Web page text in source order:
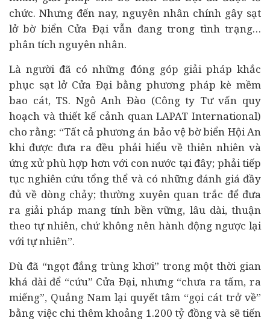
chức. Nhưng đến nay, nguyên nhân chính gây sạt
lở bờ biển Cửa Đại vẫn đang trong tình trạng…
phân tích nguyên nhân.
Là người đã có những đóng góp giải pháp khắc
phục sạt lở Cửa Đại bằng phương pháp kè mềm
bao cát, TS. Ngô Anh Đào (Công ty Tư vấn quy
hoạch và thiết kế cảnh quan LAPAT International)
cho rằng: “Tất cả phương án bảo vệ bờ biển Hội An
khi được đưa ra đều phải hiểu về thiên nhiên và
ứng xử phù hợp hơn với con nước tại đây; phải tiếp
tục nghiên cứu tổng thể và có những đánh giá đầy
đủ về dòng chảy; thường xuyên quan trắc để đưa
ra giải pháp mang tính bền vững, lâu dài, thuận
theo tự nhiên, chứ không nên hành động ngược lại
với tự nhiên”.
Dù đã “ngọt đắng trùng khơi” trong một thời gian
khá dài để “cứu” Cửa Đại, nhưng “chưa ra tấm, ra
miếng”, Quảng Nam lại quyết tâm “gọi cát trở về”
bằng việc chi thêm khoảng 1.200 tỷ đồng và sẽ tiến